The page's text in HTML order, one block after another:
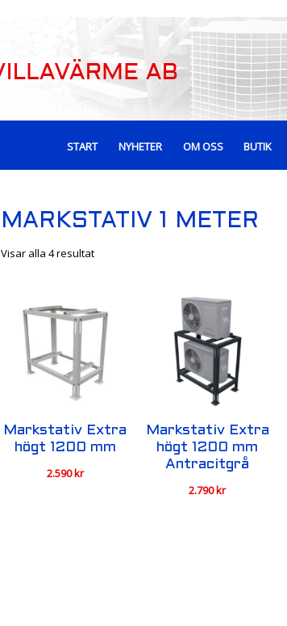
START NYHETER OM OSS BUTIK
MARKSTATIV 1 METER
Visar alla 4 resultat
Markstativ Extra
högt 1200 mm
2.590kr
Markstativ Extra
högt 1200 mm
Antracitgrå
2.790kr